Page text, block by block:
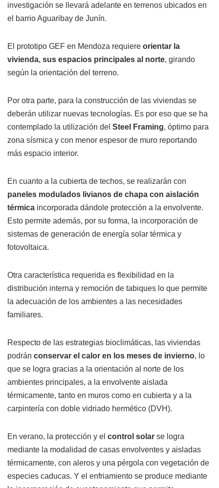
investigación se llevará adelante en terrenos ubicados en
el barrio Aguaribay de Junín.
El prototipo GEF en Mendoza requiere orientar la
vivienda, sus espacios principales al norte, girando
según la orientación del terreno.
Por otra parte, para la construcción de las viviendas se
deberán utilizar nuevas tecnologías. Es por eso que se ha
contemplado la utilización del Steel Framing, óptimo para
zona sísmica y con menor espesor de muro reportando
más espacio interior.
En cuanto a la cubierta de techos, se realizarán con
paneles modulados livianos de chapa con aislación
térmica incorporada dándole protección a la envolvente.
Esto permite además, por su forma, la incorporación de
sistemas de generación de energía solar térmica y
fotovoltaica.
Otra característica requerida es flexibilidad en la
distribución interna y remoción de tabiques lo que permite
la adecuación de los ambientes a las necesidades
familiares.
Respecto de las estrategias bioclimáticas, las viviendas
podrán conservar el calor en los meses de invierno, lo
que se logra gracias a la orientación al norte de los
ambientes principales, a la envolvente aislada
térmicamente, tanto en muros como en cubierta y a la
carpintería con doble vidriado hermético (DVH).
En verano, la protección y el control solar se logra
mediante la modalidad de casas envolventes y aisladas
térmicamente, con aleros y una pérgola con vegetación de
especies caducas. Y el enfriamiento se produce mediante